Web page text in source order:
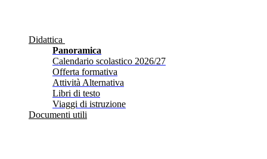
Didattica
Panoramica
Calendario scolastico 2026/27
Offerta formativa
Attività Alternativa
Libri di testo
Viaggi di istruzione
Documenti utili